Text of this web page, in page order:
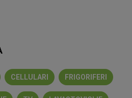
CELLULARI FRIGORIFERI